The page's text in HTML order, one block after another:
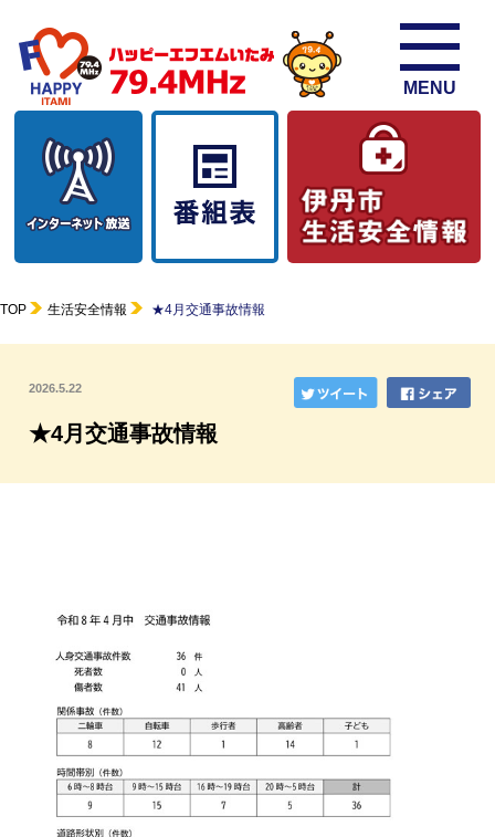
MENU
TOP 生活安全情報 ★4月交通事故情報
2026.5.22
★4月交通事故情報